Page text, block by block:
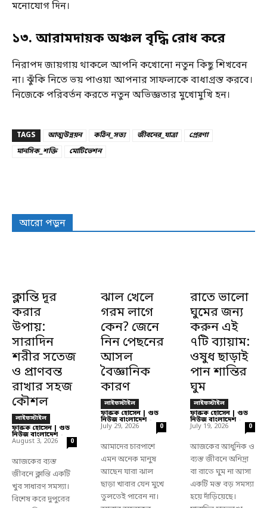
মনোযোগ দিন।
১৩. আরামদায়ক অঞ্চল বৃদ্ধি রোধ করে
নিরাপদ জায়গায় থাকলে আপনি কখোনো নতুন কিছু শিখবেন
না। ঝুঁকি নিতে ভয় পাওয়া আপনার সাফল্যকে বাধাগ্রস্ত করবে।
নিজেকে পরিবর্তন করতে নতুন অভিজ্ঞতার মুখোমুখি হন।
TAGS আত্মউন্নয়ন কঠিন_সত্য জীবনের_যাত্রা
প্রেরণা
মানসিক_শক্তি
মোটিভেশন
আরো পড়ুন
ক্লান্তি দূর
করার
উপায়:
সারাদিন
শরীর সতেজ
ও প্রাণবন্ত
রাখার সহজ
কৌশল
লাইফস্টাইল
ফারুক হোসেন | গুড
নিউজ বাংলাদেশ -
August 3, 2026 0
আজকের ব্যস্ত
জীবনে ক্লান্তি একটি
খুব সাধারণ সমস্যা।
বিশেষ করে দুপুরের
ঝাল খেলে
গরম লাগে
কেন? জেনে
নিন পেছনের
আসল
বৈজ্ঞানিক
কারণ
লাইফস্টাইল
ফারুক হোসেন | গুড
নিউজ বাংলাদেশ -
July 29, 2026 0
আমাদের চারপাশে
এমন অনেক মানুষ
আছেন যারা ঝাল
ছাড়া খাবার যেন মুখে
তুলতেই পারেন না।
রাতে ভালো
ঘুমের জন্য
করুন এই
৭টি ব্যায়াম:
ওষুধ ছাড়াই
পান শান্তির
ঘুম
লাইফস্টাইল
ফারুক হোসেন | গুড
নিউজ বাংলাদেশ -
July 19, 2026 0
আজকের আধুনিক ও
ব্যস্ত জীবনে অনিদ্রা
বা রাতে ঘুম না আসা
একটি মস্ত বড় সমস্যা
হয়ে দাঁড়িয়েছে।